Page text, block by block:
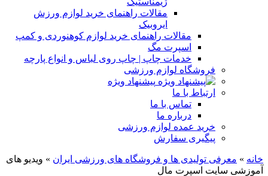
مقالات راهنمای خرید لوازم ورزش
ایروبیک
مقالات راهنمای خرید لوازم کوهنوردی و کمپ
اسپرت مگ
خدمات چاپ | چاپ روی لباس و انواع پارچه
فروشگاه لوازم ورزشی
پیشنهاد ویژه
ارتباط با ما
تماس با ما
درباره ما
خرید عمده لوازم ورزشی
پیگیری سفارش
خانه » معرفی تولیدی ها و فروشگاه های ورزشی ایران » ویدیو های
آموزشی سایت اسپرت مال